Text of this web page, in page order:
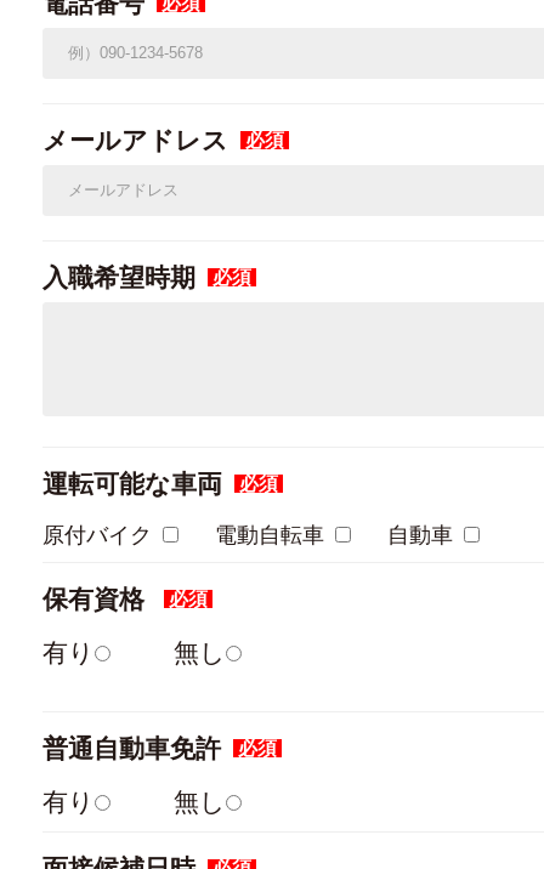
メールアドレス 必須
入職希望時期 必須
運転可能な車両 必須
原付バイク 電動自転車 自動車
保有資格 必須
有り 無し
普通自動車免許 必須
有り 無し